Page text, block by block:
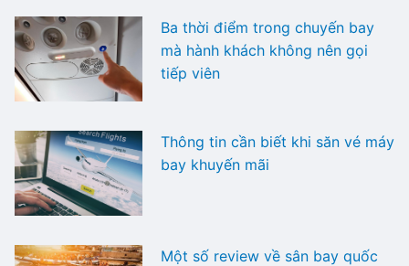
Ba thời điểm trong chuyến bay
mà hành khách không nên gọi
tiếp viên
Thông tin cần biết khi săn vé máy
bay khuyến mãi
Một số review về sân bay quốc